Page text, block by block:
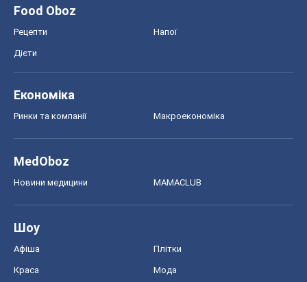
Food Oboz
Рецепти Напої
Дієти
Економіка
Ринки та компанії Макроекономіка
MedOboz
Новини медицини MAMACLUB
Шоу
Афіша Плітки
Краса Мода